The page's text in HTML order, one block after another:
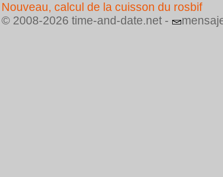
Nouveau, calcul de la cuisson du rosbif
© 2008-2026 time-and-date.net -